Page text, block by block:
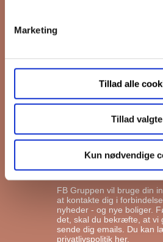
Marketing
Tillad alle
Tillad valgte
Kun nødvendige
Interesseret i
Ejerboliger
Lejeboliger
Andelsboliger
Markedsføringstilladelse
FB Gruppen vil bruge din
at kontakte dig i
nyheder - og nye boliger.
det, skal du bekræfte, at vi
sende dig emails. Du kan
privatlivspolitik her.